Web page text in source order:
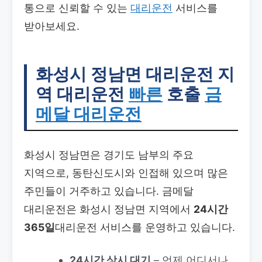
통으로 신뢰할 수 있는 대리운전 서비스를
받아보세요.
화성시 정남면 대리운전 지
역 대리운전 빠른 호출 금
메달 대리운전
화성시 정남면은 경기도 남부의 주요
지역으로, 동탄신도시와 인접해 있으며 많은
주민들이 거주하고 있습니다. 금메달
대리운전은 화성시 정남면 지역에서 24시간
365일 대리운전 서비스를 운영하고 있습니다.